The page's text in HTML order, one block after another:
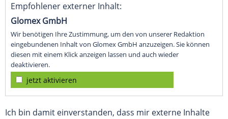
Empfohlener externer Inhalt:
Glomex GmbH
Wir benötigen Ihre Zustimmung, um den von unserer Redaktion
eingebundenen Inhalt von Glomex GmbH anzuzeigen. Sie können
diesen mit einem Klick anzeigen lassen und auch wieder
deaktivieren.
jetzt aktivieren
Ich bin damit einverstanden, dass mir externe Inhalte